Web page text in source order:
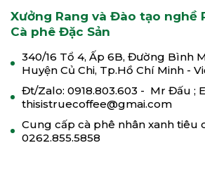
Xưởng Rang và Đào tạo nghề
Cà phê Đặc Sản
340/16 Tổ 4, Ấp 6B, Đường Bình
Huyện Củ Chi, Tp.Hồ Chí Minh -
Đt/Zalo: 0918.803.603 - Mr Đấu ;
thisistruecoffee@gmai.com
Cung cấp cà phê nhân xanh tiêu
0262.855.5858